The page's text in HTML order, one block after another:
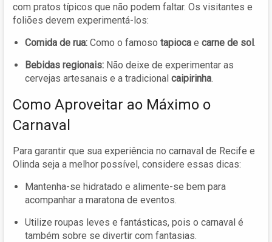
com pratos típicos que não podem faltar. Os visitantes e
foliões devem experimentá-los:
Comida de rua: Como o famoso tapioca e carne de sol.
Bebidas regionais: Não deixe de experimentar as
cervejas artesanais e a tradicional caipirinha.
Como Aproveitar ao Máximo o
Carnaval
Para garantir que sua experiência no carnaval de Recife e
Olinda seja a melhor possível, considere essas dicas:
Mantenha-se hidratado e alimente-se bem para
acompanhar a maratona de eventos.
Utilize roupas leves e fantásticas, pois o carnaval é
também sobre se divertir com fantasias.